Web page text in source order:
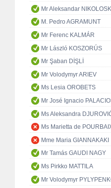
Mr Aleksandar
M. Pedro AGRAMUNT
Mr Ferenc KALMÁR
Mr László KOSZORÚS
Mr Şaban DİŞLİ
Mr Volodymyr ARIEV
Ms Lesia OROBETS
Mr José Ignacio
Ms Aleksandra
Ms Marietta de
Mme Maria GIANNAKAKI
Mr Tamás GAUDI NAGY
Ms Pirkko MATTILA
Mr Volodymyr